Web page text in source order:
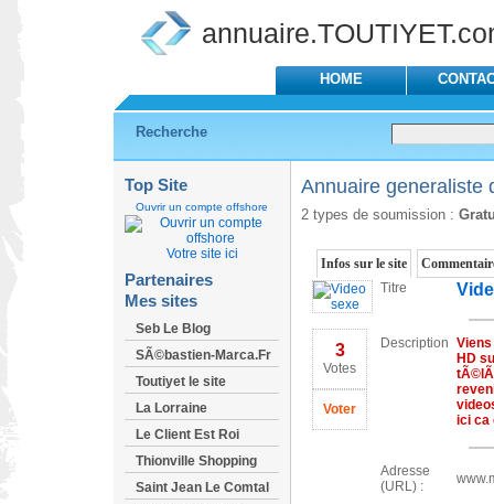
HOME
Recherche
Top Site
Ouvrir un compte offshore
Votre site ici
Partenaires
Mes sites
Seb Le Blog
SÃ©bastien-Marca.Fr
Toutiyet le site
La Lorraine
Le Client Est Roi
Thionville Shopping
Saint Jean Le Comtal
Annuaire generaliste
2 types de soumission :
Infos sur le site
3
Votes
Voter
Titre
Description
HD
ici ca
Adresse
(URL) :